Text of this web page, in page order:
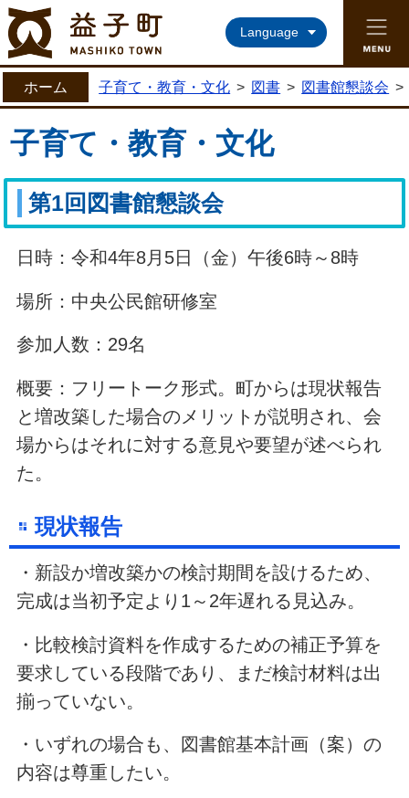
益子町ホームページ
Language
ホーム 子育て・教育・文化 > 図書 > 図書館懇談会 >
子育て・教育・文化
第1回図書館懇談会
日時：令和4年8月5日（金）午後6時～8時
場所：中央公民館研修室
参加人数：29名
概要：フリートーク形式。町からは現状報告
と増改築した場合のメリットが説明され、会
場からはそれに対する意見や要望が述べられ
た。
現状報告
・新設か増改築かの検討期間を設けるため、
完成は当初予定より1～2年遅れる見込み。
・比較検討資料を作成するための補正予算を
要求している段階であり、まだ検討材料は出
揃っていない。
・いずれの場合も、図書館基本計画（案）の
内容は尊重したい。